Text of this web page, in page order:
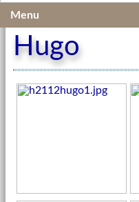
Vermittelte Kleintiere 2021
Hugo
Menu